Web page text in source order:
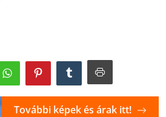
További képek és árak itt!